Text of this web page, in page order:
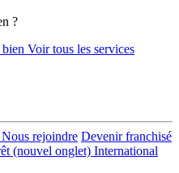
?
Voir tous les services
Nous rejoindre Devenir franchisé
(nouvel onglet) International